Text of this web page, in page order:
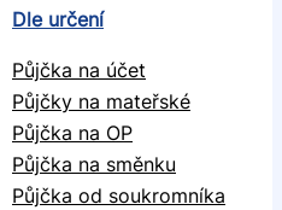
Dle určení
Půjčka na účet
Půjčky na mateřské
Půjčka na OP
Půjčka na směnku
Půjčka od soukromníka